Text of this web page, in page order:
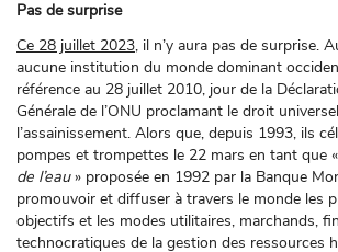
Pas de surprise
Ce 28 juillet 2023 , il n’y aura pas de surprise.
aucune institution du monde dominant
référence au 28 juillet 2010, jour de la
Générale de l’ONU proclamant le droit
l’assainissement. Alors que, depuis 1993, ils
pompes et trompettes le 22 mars en tant que «
de l’eau» proposée en 1992 par la Banque
promouvoir et diffuser à travers le monde les
objectifs et les modes utilitaires, marchands,
technocratiques de la gestion des ressources